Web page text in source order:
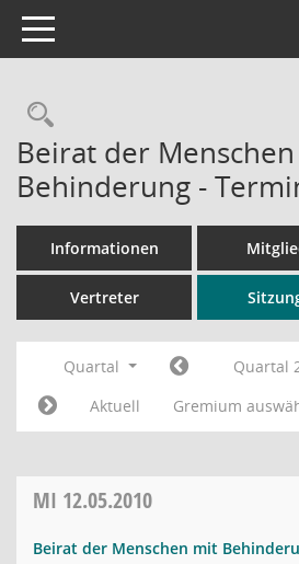
Toggle navigation
Rechercheauswahl
Beirat der
Behinderung -
Informationen
Vertreter
Quartal Quartal
Aktuell
Gremium
MI 12.05.2010
Beirat der Menschen mit